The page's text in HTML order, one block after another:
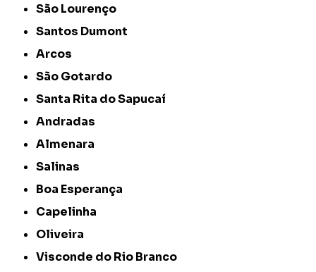
São Lourenço
Santos Dumont
Arcos
São Gotardo
Santa Rita do Sapucaí
Andradas
Almenara
Salinas
Boa Esperança
Capelinha
Oliveira
Visconde do Rio Branco